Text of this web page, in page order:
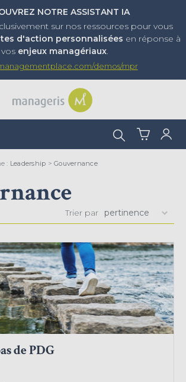
NOTRE ASSISTANT IA
sur nos ressources pour vous
d'action personnalisées en réponse à
vos enjeux managériaux.
demos/mpr
OU
Rechercher :
: Leadership > Gouvernance
Trier par
de PDG